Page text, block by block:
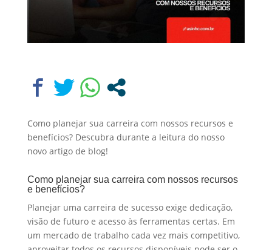
Como planejar sua carreira com nossos recursos e
benefícios? Descubra durante a leitura do nosso
novo artigo de blog!
Como planejar sua carreira com nossos recursos
e benefícios?
Planejar uma carreira de sucesso exige dedicação,
visão de futuro e acesso às ferramentas certas. Em
um mercado de trabalho cada vez mais competitivo,